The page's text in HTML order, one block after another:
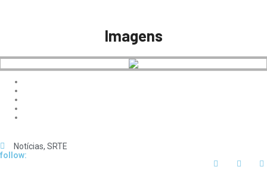
Imagens
Notícias, SRTE
follow: